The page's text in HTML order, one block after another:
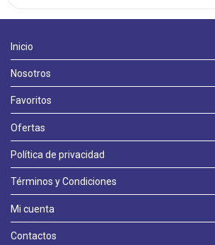
Inicio
Nosotros
Favoritos
Ofertas
Política de privacidad
Términos y Condiciones
Mi cuenta
Contactos